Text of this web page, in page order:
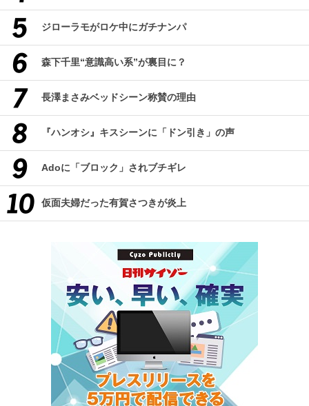
ジローラモがロケ中にガチナンパ
森下千里“意識高い系”が裏目に？
長澤まさみベッドシーン称賛の理由
『ハンオシ』キスシーンに「ドン引き」の声
Adoに「ブロック」されブチギレ
仮面夫婦だった有賀さつきが炎上